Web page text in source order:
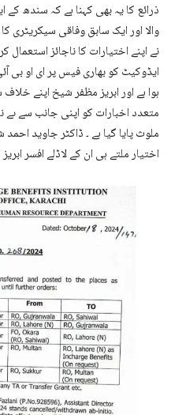
ذرائع کا یہ بھی کہنا ہے کہ سندھ کے
والا اور ایک سابق وفاقی سیکریٹری
نے اپنے اختیارات کا ناجائز استعمال
ایڈوکیٹ کو بھاری فیس پر ای او بی
ہوا ہے اور ابریز مظفر شیخ اپنے
متعدد اخبارات کو اپنی جانب سے
ملوث پایا گیا ہے ۔ ڈاکٹر جاوید
اختیار ملتے ہی ان کے لاڈلے افسر